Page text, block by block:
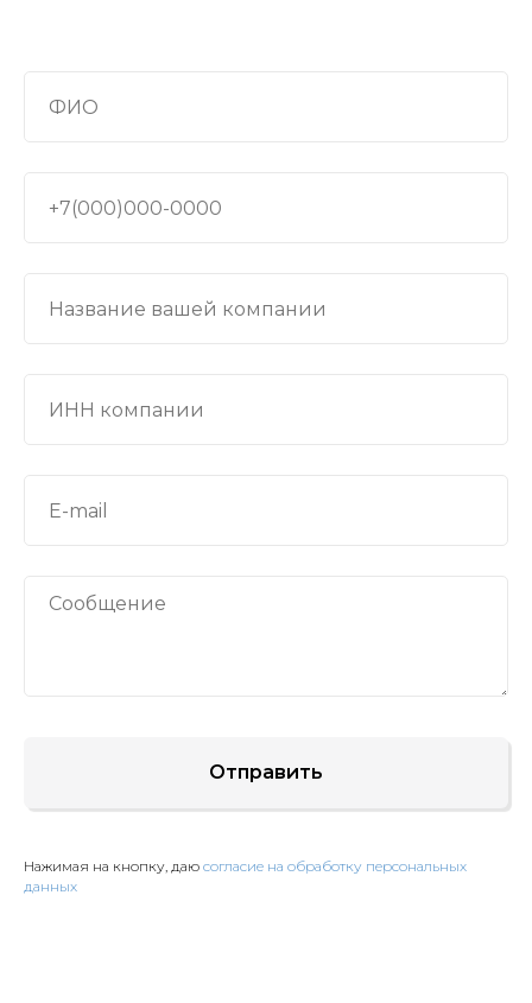
Отправить
Нажимая на кнопку, даю согласие на обработку персональных
данных